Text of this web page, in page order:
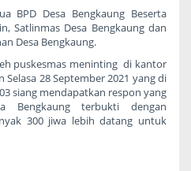
BPD Desa Bengkaung Beserta
Satlinmas Desa Bengkaung dan
Desa Bengkaung.
puskesmas meninting di kantor
Selasa 28 September 2021 yang di
siang mendapatkan respon yang
Bengkaung terbukti dengan
300 jiwa lebih datang untuk